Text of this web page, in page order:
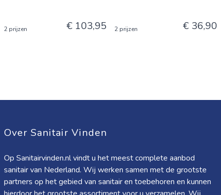
2 prijzen € 103,95 2 prijzen € 36,90
Over Sanitair Vinden
Op Sanitairvinden.nl vindt u het meest complete aanbod
sanitair van Nederland. Wij werken samen met de grootste
partners op het gebied van sanitair en toebehoren en kunnen